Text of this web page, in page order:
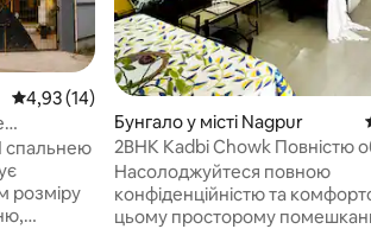
Середня оцінка: 4,93 з 5, відгуки: 14
4,93 (14)
та
спальнею
розміру
Бунгало у місті Nagpur
2BHK Kadbi Chowk Повністю
квартира в центрі міста
Насолоджуйтеся повною
конфіденційністю та
цьому просторому